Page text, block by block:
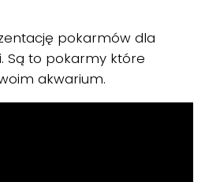
pokarmów dla
Są to pokarmy które
akwarium.